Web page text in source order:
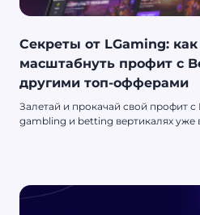
Секреты от LGaming:
масштабнуть профит с
другими топ-офферами
Залетай и прокачай свой профит с
gambling и betting вертикалях уже
это не просто слова, а реальная
конверт на максимум. Весь движ